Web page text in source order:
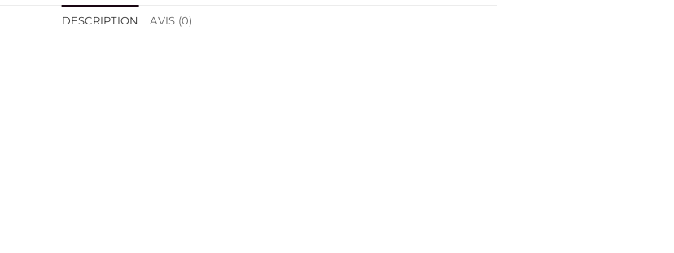
DESCRIPTION AVIS (0)